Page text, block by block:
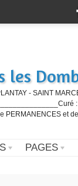
les
- SAINT
et
PAGES